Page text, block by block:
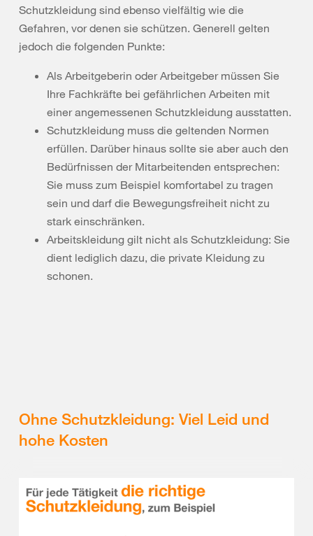
Schutzkleidung sind ebenso vielfältig wie die
Gefahren, vor denen sie schützen. Generell gelten
jedoch die folgenden Punkte:
Als Arbeitgeberin oderArbeitgebermüssen Sie
Ihre Fachkräfte bei gefährlichen Arbeiten mit
einerangemessenen Schutzkleidung ausstatten.
Schutzkleidung muss die geltenden Normen
erfüllen. Darüber hinaus sollte sie aber auch den
Bedürfnissen der Mitarbeitenden entsprechen:
Sie muss zum Beispiel komfortabel zu tragen
sein und darf die Bewegungsfreiheit nicht zu
stark einschränken.
Arbeitskleidung gilt nicht als Schutzkleidung: Sie
dient lediglich dazu, die private Kleidung zu
schonen.
Ohne Schutzkleidung: Viel Leid und
hohe Kosten